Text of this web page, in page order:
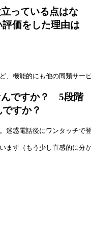
っている点はな
価をした理由は
、機能的にも他の同類サー
んですか？ 5段階
すか？
迷惑電話後にワンタッチで
ます（もう少し直感的に分